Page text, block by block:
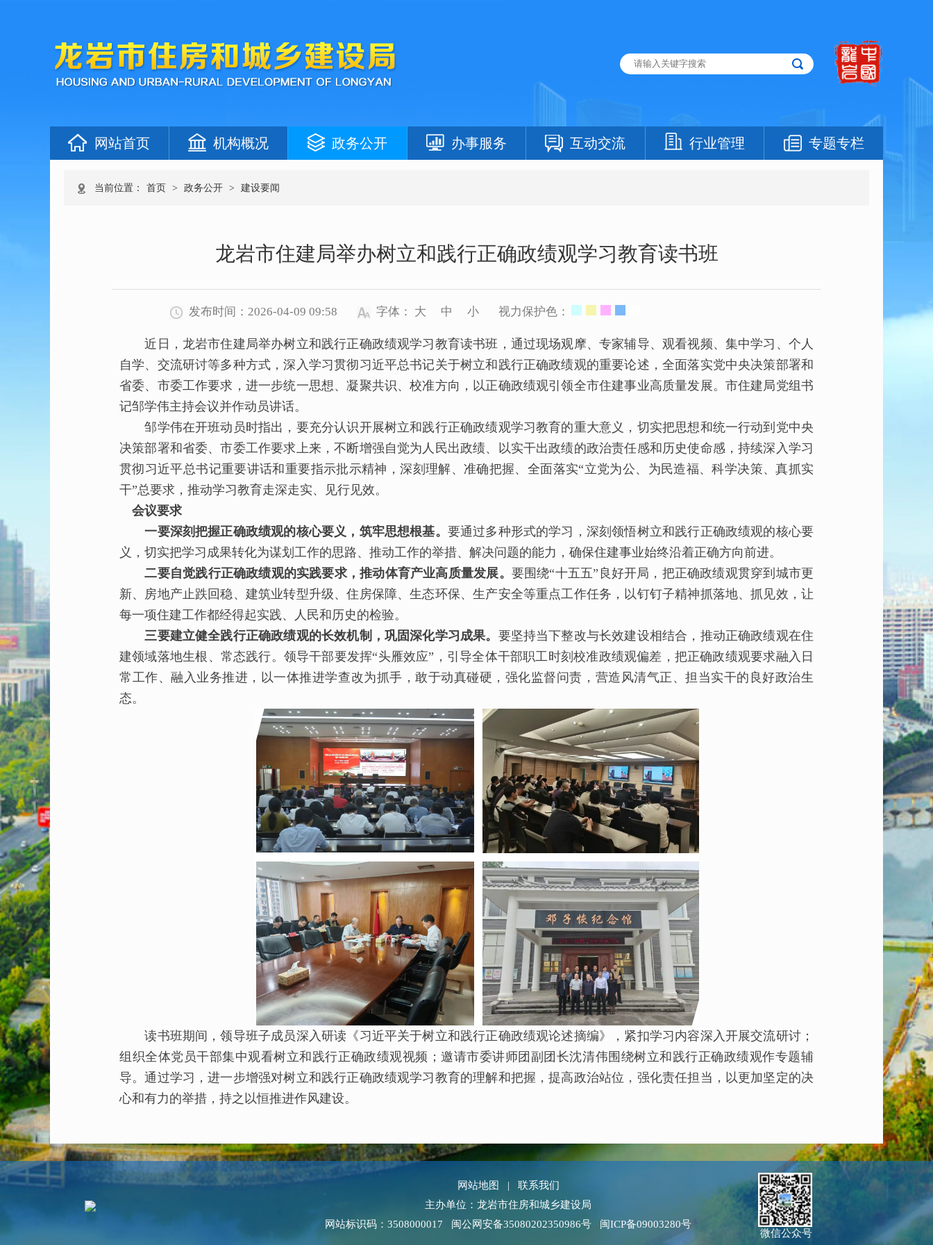
网站首页 机构概况 政务公开 办事服务 互动交流 行业管理 专题专栏
当前位置： 首页 > 政务公开 > 建设要闻
龙岩市住建局举办树立和践行正确政绩观学习教育读书班
发布时间：2026-04-09 09:58 字体： 大 中 小 视力保护色：
近日，龙岩市住建局举办树立和践行正确政绩观学习教育读书班，通过现场观摩、专家辅导、观看视频、集中学习、个人
自学、交流研讨等多种方式，深入学习贯彻习近平总书记关于树立和践行正确政绩观的重要论述，全面落实党中央决策部署和
省委、市委工作要求，进一步统一思想、凝聚共识、校准方向，以正确政绩观引领全市住建事业高质量发展。市住建局党组书
记邹学伟主持会议并作动员讲话。
邹学伟在开班动员时指出，要充分认识开展树立和践行正确政绩观学习教育的重大意义，切实把思想和统一行动到党中央
决策部署和省委、市委工作要求上来，不断增强自觉为人民出政绩、以实干出政绩的政治责任感和历史使命感，持续深入学习
贯彻习近平总书记重要讲话和重要指示批示精神，深刻理解、准确把握、全面落实“立党为公、为民造福、科学决策、真抓实
干”总要求，推动学习教育走深走实、见行见效。
会议要求
一要深刻把握正确政绩观的核心要义，筑牢思想根基。 要通过多种形式的学习，深刻领悟树立和践行正确政绩观的核心要
义，切实把学习成果转化为谋划工作的思路、推动工作的举措、解决问题的能力，确保住建事业始终沿着正确方向前进。
二要自觉践行正确政绩观的实践要求，推动体育产业高质量发展。 要围绕“十五五”良好开局，把正确政绩观贯穿到城市更
新、房地产止跌回稳、建筑业转型升级、住房保障、生态环保、生产安全等重点工作任务，以钉钉子精神抓落地、抓见效，让
每一项住建工作都经得起实践、人民和历史的检验。
三要建立健全践行正确政绩观的长效机制，巩固深化学习成果。 要坚持当下整改与长效建设相结合，推动正确政绩观在住
建领域落地生根、常态践行。领导干部要发挥“头雁效应”，引导全体干部职工时刻校准政绩观偏差，把正确政绩观要求融入日
常工作、融入业务推进，以一体推进学查改为抓手，敢于动真碰硬，强化监督问责，营造风清气正、担当实干的良好政治生
态。
读书班期间，领导班子成员深入研读《习近平关于树立和践行正确政绩观论述摘编》，紧扣学习内容深入开展交流研讨；
组织全体党员干部集中观看树立和践行正确政绩观视频；邀请市委讲师团副团长沈清伟围绕树立和践行正确政绩观作专题辅
导。通过学习，进一步增强对树立和践行正确政绩观学习教育的理解和把握，提高政治站位，强化责任担当，以更加坚定的决
心和有力的举措，持之以恒推进作风建设。
网站地图 |
联系我们
主办单位：龙岩市住房和城乡建设局
网站标识码：3508000017
闽公网安备35080202350986号
闽ICP备09003280号
微信公众号